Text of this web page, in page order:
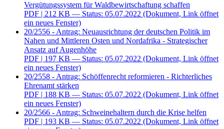
Vergütungssystem für Waldbewirtschaftung schaffen
PDF | 212 KB — Status: 05.07.2022 (Dokument, Link öffnet
ein neues Fenster)
20/2556 - Antrag: Neuausrichtung der deutschen Politik im
Nahen und Mittleren Osten und Nordafrika - Strategischer
Ansatz auf Augenhöhe
PDF | 197 KB — Status: 05.07.2022 (Dokument, Link öffnet
ein neues Fenster)
20/2558 - Antrag: Schöffenrecht reformieren - Richterliches
Ehrenamt stärken
PDF | 188 KB — Status: 05.07.2022 (Dokument, Link öffnet
ein neues Fenster)
20/2566 - Antrag: Schweinehaltern durch die Krise helfen
PDF | 193 KB — Status: 05.07.2022 (Dokument, Link öffnet